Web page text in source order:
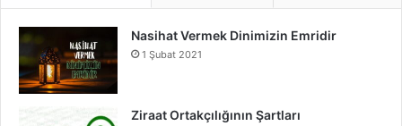
b
o
u
e
a
r
Nasihat Vermek Dinimizin Emridir
1 Şubat 2021
Ziraat Ortakçılığının Şartları